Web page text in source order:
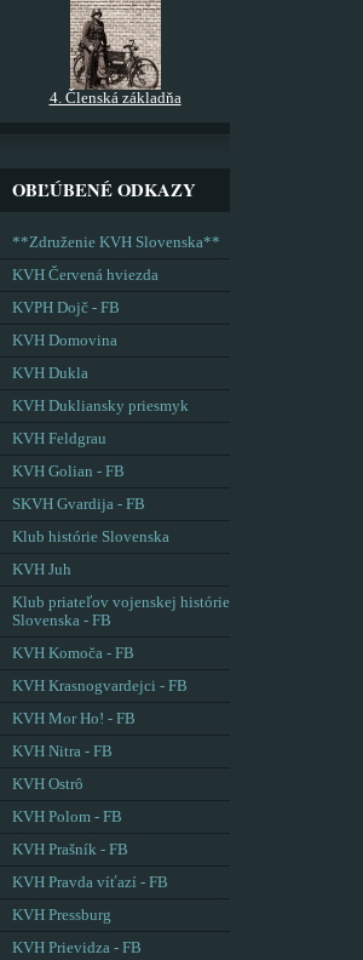
4. Členská základňa
OBĽÚBENÉ ODKAZY
**Združenie KVH Slovenska**
KVH Červená hviezda
KVPH Dojč - FB
KVH Domovina
KVH Dukla
KVH Dukliansky priesmyk
KVH Feldgrau
KVH Golian - FB
SKVH Gvardija - FB
Klub histórie Slovenska
KVH Juh
Klub priateľov vojenskej histórie
Slovenska - FB
KVH Komoča - FB
KVH Krasnogvardejci - FB
KVH Mor Ho! - FB
KVH Nitra - FB
KVH Ostrô
KVH Polom - FB
KVH Prašník - FB
KVH Pravda víťazí - FB
KVH Pressburg
KVH Prievidza - FB